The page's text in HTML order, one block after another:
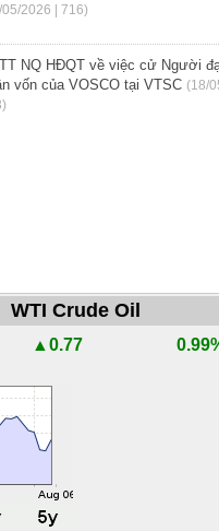
05/2026 | 716)
NQ HĐQT về việc cử Người
vốn của VOSCO tại VTSC (18/
WTI Crude Oil
▲0.77